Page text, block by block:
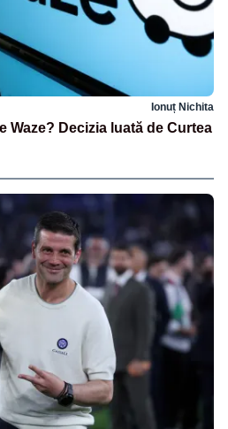
Ionuț Nichita
Waze? Decizia luată de Curtea